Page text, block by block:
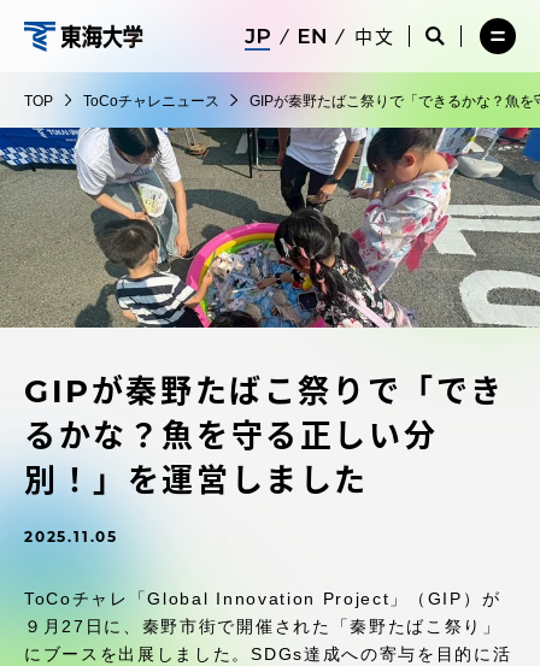
ツ
に
ス
キ
ッ
プ
海
大
学
中文
サ
検
索
を
開
く
サ
イ
索
を
閉
じ
る
メ
ー
を
開
く
TOP ToCoチャレニュース GIPが秦野たばこ祭りで「できるかな？魚
GIPが秦野たばこ祭りで「でき
るかな？魚を守る正しい分
別！」を運営しました
2025.11.05
ToCoチャレ「Global Innovation Project」（GIP）が
９月27日に、秦野市街で開催された「秦野たばこ祭り」
にブースを出展しました。SDGs達成への寄与を目的に活
メ
ニ
を
閉
じ
る
在学生・保護者向けポータル（TIPS）
受験・入学案内
教員・研究者ガイド
大学の概要
教育・研究
受験・入学案内
学生生活